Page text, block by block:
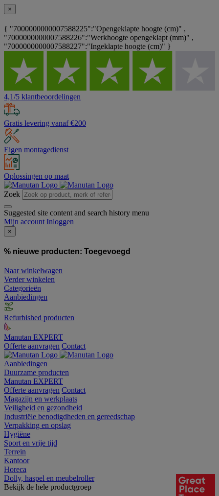
×
{ "7000000000007588225":"Opengeklapte hoogte (cm)" ,
"7000000000007588226":"Werkhoogte opengeklapt (mm)" ,
"7000000000007588227":"Ingeklapte hoogte (cm)" }
4,1/5 klantbeoordelingen
Gratis levering vanaf €200
Eigen montagedienst
Oplossingen op maat
Zoek
Suggested site content and search history menu
Mijn account Inloggen
×
% nieuwe producten: Toegevoegd
Naar winkelwagen
Verder winkelen
Categorieën
Aanbiedingen
Refurbished producten
Manutan EXPERT
Offerte aanvragen Contact
Aanbiedingen
Duurzame producten
Manutan EXPERT
Offerte aanvragen Contact
Magazijn en werkplaats
Veiligheid en gezondheid
Industriële benodigdheden en gereedschap
Verpakking en opslag
Hygiëne
Sport en vrije tijd
Terrein
Kantoor
Horeca
Dolly, haspel en meubelroller
Bekijk de hele productgroep